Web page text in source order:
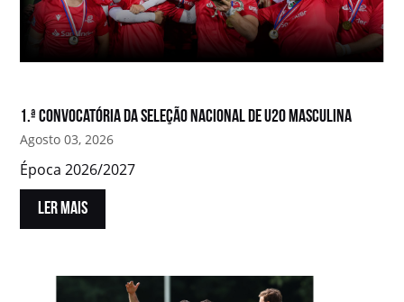
1.ª convocatória da Seleção Nacional de U20 Masculina
Agosto 03, 2026
Época 2026/2027
LER MAIS